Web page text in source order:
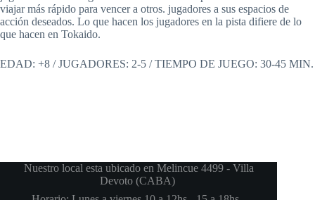
viajar más rápido para vencer a otros. jugadores a sus espacios de
acción deseados. Lo que hacen los jugadores en la pista difiere de lo
que hacen en Tokaido.
EDAD: +8 / JUGADORES: 2-5 / TIEMPO DE JUEGO: 30-45 MIN.
Nuestro local esta ubicado en Melincue 4499 - Villa
Devoto (CABA)